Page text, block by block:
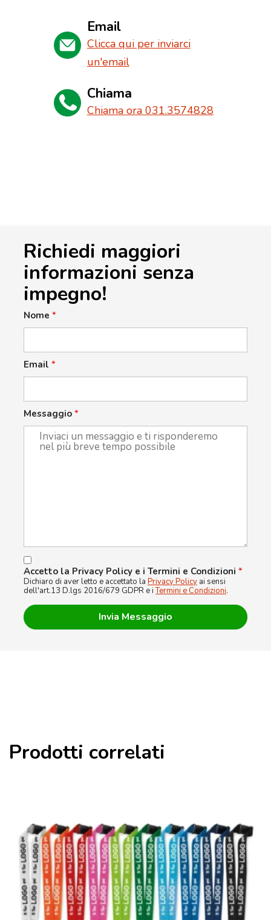
Email
Clicca qui per inviarci
un'email
Chiama
Chiama ora 031.3574828
Richiedi maggiori
informazioni senza
impegno!
Nome *
Email *
Messaggio *
Accetto la Privacy Policy e i Termini e Condizioni *
Dichiaro di aver letto e accettato la Privacy Policy ai sensi
dell'art.13 D.lgs 2016/679 GDPR e iTermini e Condizioni.
Prodotti correlati